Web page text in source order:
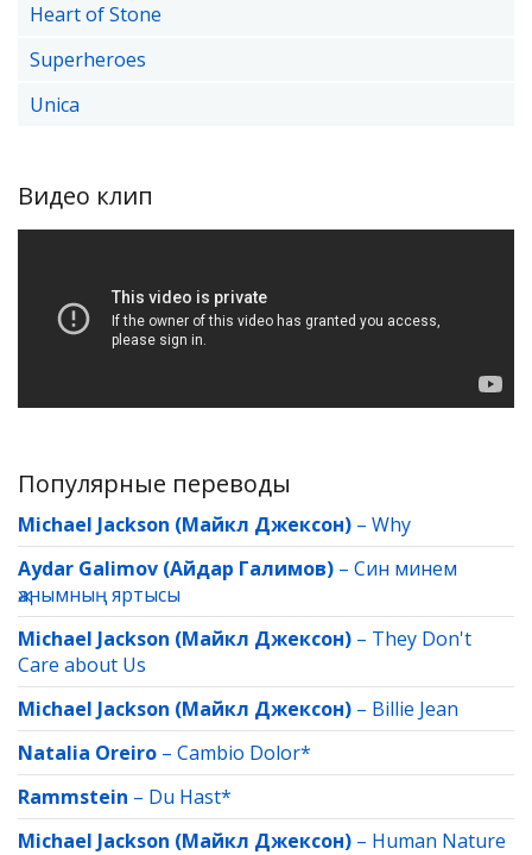
Heart of Stone
Superheroes
Unica
Видео клип
Популярные переводы
Michael Jackson (Майкл Джексон) – Why
Aydar Galimov (Айдар Галимов) – Син минем
җанымның яртысы
Michael Jackson (Майкл Джексон) – They Don't
Care about Us
Michael Jackson (Майкл Джексон) – Billie Jean
Natalia Oreiro – Cambio Dolor*
Rammstein – Du Hast*
Michael Jackson (Майкл Джексон) – Human Nature